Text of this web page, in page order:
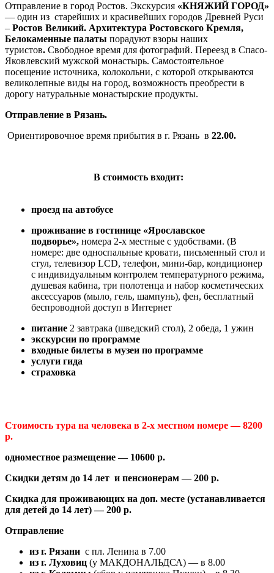
Отправление в город Ростов. Экскурсия «КНЯЖИЙ ГОРОД»
— один из старейших и красивейших городов Древней Руси
– Ростов Великий. Архитектура Ростовского Кремля,
Белокаменные палаты порадуют взоры наших
туристов. Свободное время для фотографий. Переезд в Спасо-
Яковлевский мужской монастырь. Самостоятельное
посещение источника, колокольни, с которой открываются
великолепные виды на город, возможность преобрести в
дорогу натуральные монастырские продукты.
Отправление в Рязань.
Ориентировочное время прибытия в г. Рязань в 22.00.
В стоимость входит:
проезд на автобусе
проживание в гостинице «Ярославское
подворье», номера 2-х местные с удобствами. (В
номере: две односпальные кровати, письменный стол и
стул, телевизор LCD, телефон, мини-бар, кондиционер
с индивидуальным контролем температурного режима,
душевая кабина, три полотенца и набор косметических
аксессуаров (мыло, гель, шампунь), фен, бесплатный
беспроводной доступ в Интернет
питание 2 завтрака (шведский стол), 2 обеда, 1 ужин
экскурсии по программе
входные билеты в музеи по программе
услуги гида
страховка
Стоимость тура на человека в 2-х местном номере — 8200
р.
одноместное размещение — 10600 р.
Скидки детям до 14 лет и пенсионерам — 200 р.
Скидка для проживающих на доп. месте (устанавливается
для детей до 14 лет) — 200 р.
Отправление
из г. Рязани с пл. Ленина в 7.00
из г. Луховиц (у МАКДОНАЛЬДСА) — в 8.00